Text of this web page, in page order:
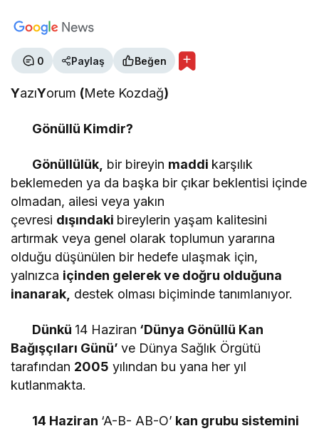
0 Paylaş Beğen
YazıYorum (Mete Kozdağ)
Gönüllü Kimdir?
Gönüllülük, bir bireyin maddi karşılık
beklemeden ya da başka bir çıkar beklentisi içinde
olmadan, ailesi veya yakın
çevresi dışındaki bireylerin yaşam kalitesini
artırmak veya genel olarak toplumun yararına
olduğu düşünülen bir hedefe ulaşmak için,
yalnızca içinden gelerek ve doğru olduğuna
inanarak, destek olması biçiminde tanımlanıyor.
Dünkü 14 Haziran ‘Dünya Gönüllü Kan
Bağışçıları Günü’ve Dünya Sağlık Örgütü
tarafından 2005 yılından bu yana her yıl
kutlanmakta.
14 Haziran ‘A-B- AB-O’ kan grubu sistemini